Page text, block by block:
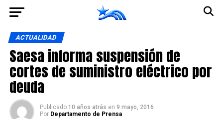
ACTUALIDAD
Saesa informa suspensión de
cortes de suministro eléctrico por
deuda
Publicado 10 años atrás en 9 mayo, 2016
Por Departamento de Prensa
Ir a la versión móvil